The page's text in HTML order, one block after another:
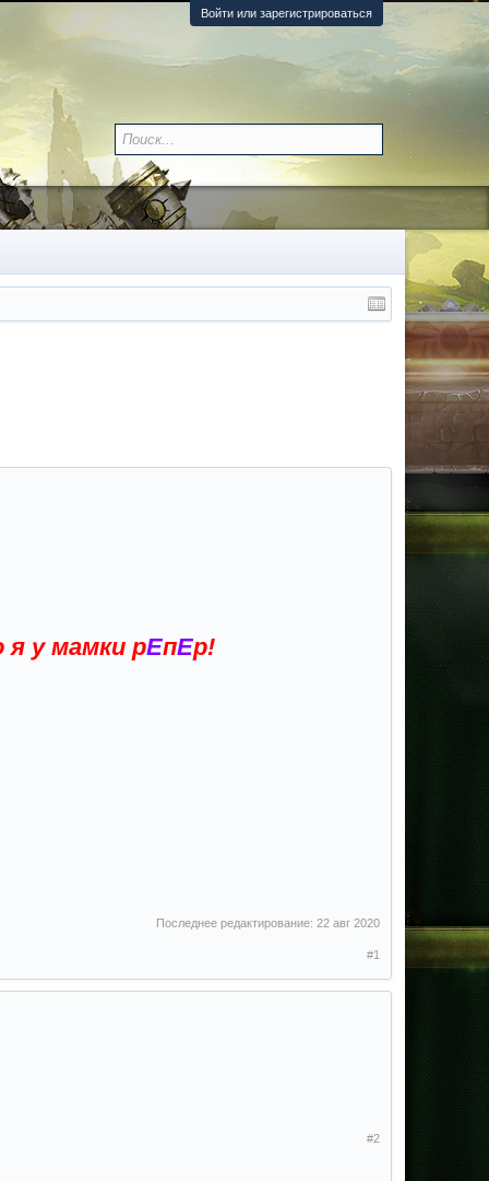
Войти или зарегистрироваться
у мамки рЕпЕр!
Последнее редактирование: 22 авг 2020
#1
#2